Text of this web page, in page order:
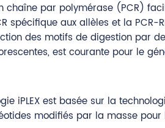
chaîne par polymérase (PCR)
spécifique aux allèles et la
des motifs de digestion par
est courante pour le
iPLEX est basée sur la
modifiés par la masse